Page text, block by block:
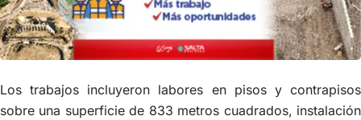
Los trabajos incluyeron labores en pisos y contrapisos
sobre una superficie de 833 metros cuadrados, instalación